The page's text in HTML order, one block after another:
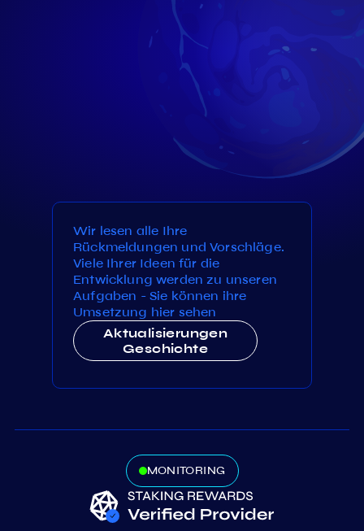
Wir lesen alle Ihre
Rückmeldungen und Vorschläge.
Viele Ihrer Ideen für die
Entwicklung werden zu unseren
Aufgaben - Sie können ihre
Umsetzung hier sehen
Aktualisierungen
Geschichte
MONITORING